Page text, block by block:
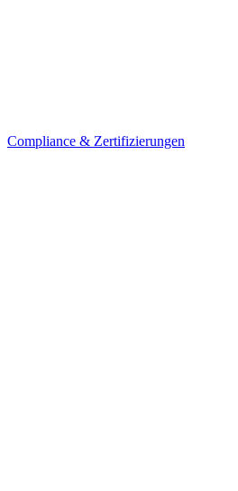
Compliance & Zertifizierungen